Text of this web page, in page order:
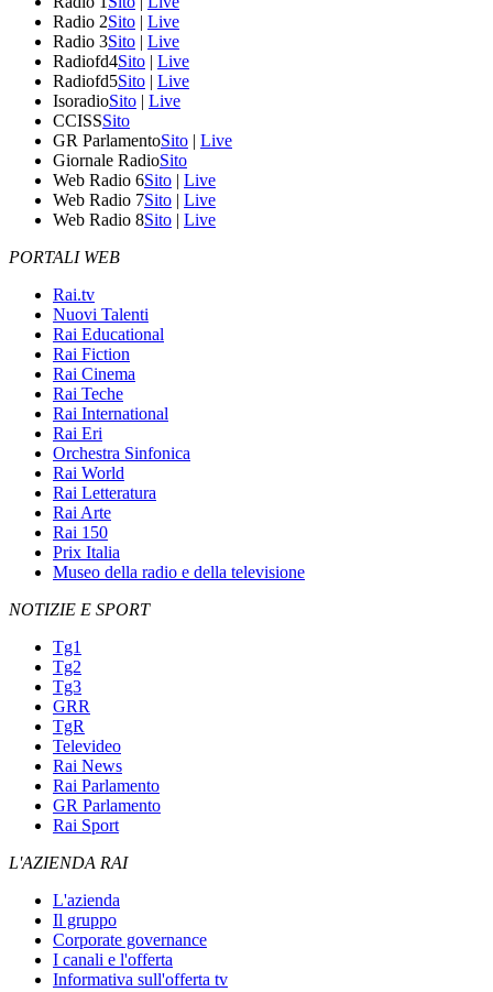
Radio 2Sito | Live
Radio 3Sito | Live
Radiofd4Sito | Live
Radiofd5Sito | Live
IsoradioSito | Live
CCISSSito
GR ParlamentoSito | Live
Giornale RadioSito
Web Radio 6Sito | Live
Web Radio 7Sito | Live
Web Radio 8Sito | Live
PORTALI WEB
Rai.tv
Nuovi Talenti
Rai Educational
Rai Fiction
Rai Cinema
Rai Teche
Rai International
Rai Eri
Orchestra Sinfonica
Rai World
Rai Letteratura
Rai Arte
Rai 150
Prix Italia
Museo della radio e della televisione
NOTIZIE E SPORT
Tg1
Tg2
Tg3
GRR
TgR
Televideo
Rai News
Rai Parlamento
GR Parlamento
Rai Sport
L'AZIENDA RAI
L'azienda
Il gruppo
Corporate governance
I canali e l'offerta
Informativa sull'offerta tv